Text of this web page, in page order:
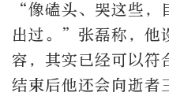
“像磕头、哭这些，
出过。”张磊称，
容，其实已经可以符
结束后他还会向逝者